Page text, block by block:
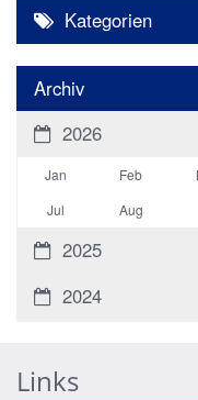
Kategorien
Archiv
2026
Jan Feb
Jul
Aug
2025
2024
Links